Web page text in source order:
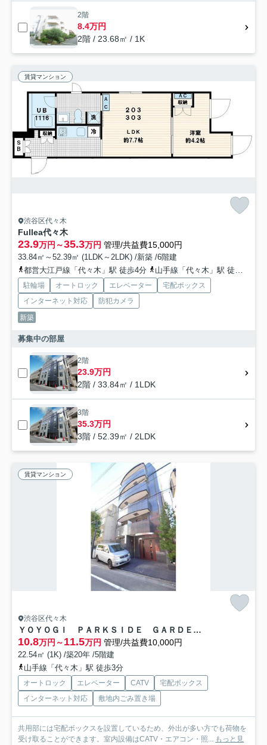
2階
8.4万円
2階 / 23.68㎡ / 1K
賃貸マンション
渋谷区代々木
Fullea代々木
23.9万円～35.3万円 管理/共益費15,000円
33.84㎡～52.39㎡ (1LDK～2LDK) /新築 /6階建
都営大江戸線「代々木」駅 徒歩4分
山手線「代々木」駅 徒歩5分
駐輪場 オートロック エレベーター
宅配ボックス
インターネット対応
防犯カメラ
新築
募集中の部屋
2階
23.9万円
2階 / 33.84㎡ / 1LDK
3階
35.3万円
3階 / 52.39㎡ / 2LDK
賃貸マンション
渋谷区代々木
ＹＯＹＯＧＩ ＰＡＲＫＳＩＤＥ ＧＡＲＤＥＮＳ
10.8万円～11.5万円 管理/共益費10,000円
22.54㎡ (1K) /築20年 /5階建
山手線「代々木」駅 徒歩3分
オートロック エレベーター CATV
宅配ボックス
インターネット対応
敷地内ごみ置き場
共用部には宅配ボックスを設置しているため、外出が多い方でも荷物を
受け取ることができます。室内設備はCATV・エアコン・照... もっと見